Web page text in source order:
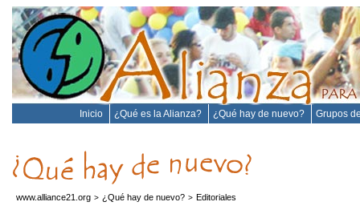
Inicio ¿Qué es la Alianza? ¿Qué hay de nuevo? Grupos
www.alliance21.org > ¿Qué hay de nuevo? > Editoriales